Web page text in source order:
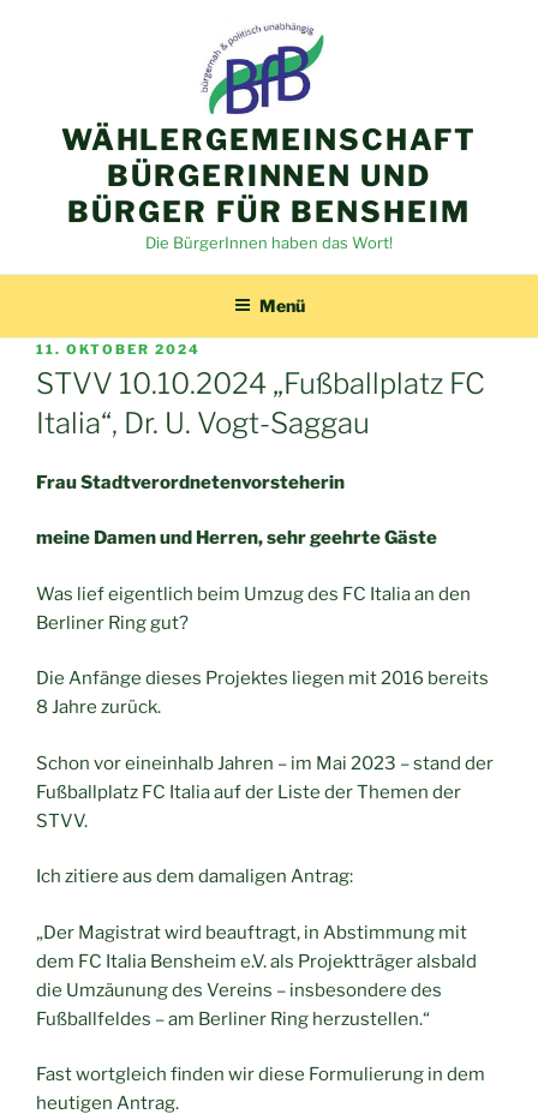
WÄHLERGEMEINSCHAFT
BÜRGERINNEN UND
BÜRGER FÜR BENSHEIM
Die BürgerInnen haben das Wort!
Menü
VERÖFFENTLICHT
AM
11. OKTOBER 2024
STVV 10.10.2024 „Fußballplatz FC
Italia“, Dr. U. Vogt-Saggau
Frau Stadtverordnetenvorsteherin
meine Damen und Herren, sehr geehrte Gäste
Was lief eigentlich beim Umzug des FC Italia an den
Berliner Ring gut?
Die Anfänge dieses Projektes liegen mit 2016 bereits
8 Jahre zurück.
Schon vor eineinhalb Jahren – im Mai 2023 – stand der
Fußballplatz FC Italia auf der Liste der Themen der
STVV.
Ich zitiere aus dem damaligen Antrag:
„Der Magistrat wird beauftragt, in Abstimmung mit
dem FC Italia Bensheim e.V. als Projektträger alsbald
die Umzäunung des Vereins – insbesondere des
Fußballfeldes – am Berliner Ring herzustellen.“
Fast wortgleich finden wir diese Formulierung in dem
heutigen Antrag.